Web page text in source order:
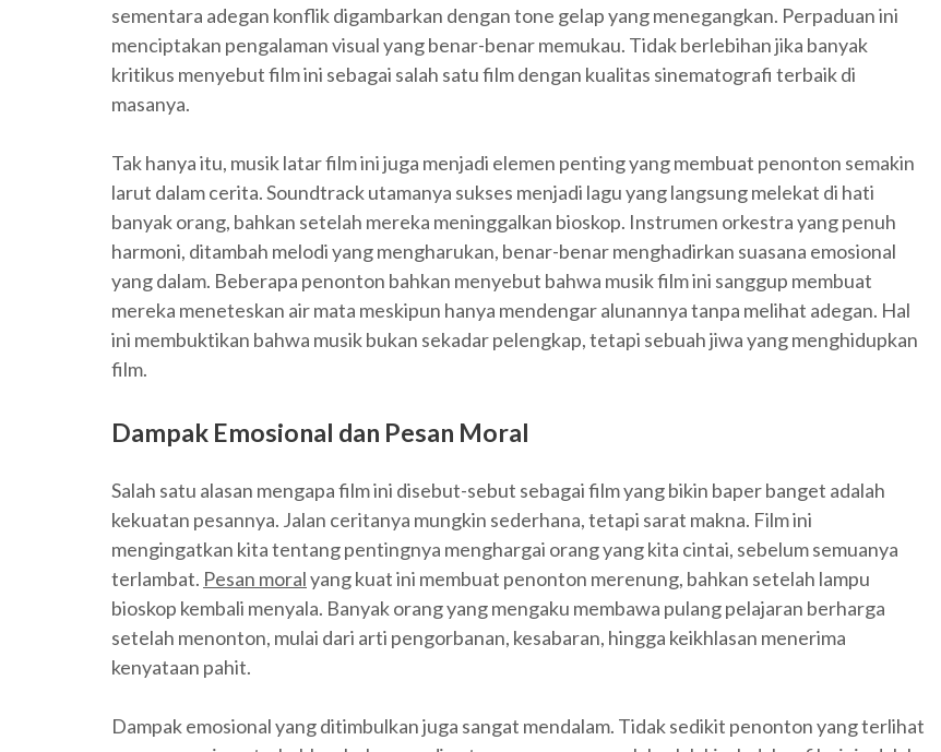
sementara adegan konflik digambarkan dengan tone gelap yang menegangkan. Perpaduan ini
menciptakan pengalaman visual yang benar-benar memukau. Tidak berlebihan jika banyak
kritikus menyebut film ini sebagai salah satu film dengan kualitas sinematografi terbaik di
masanya.
Tak hanya itu, musik latar film ini juga menjadi elemen penting yang membuat penonton semakin
larut dalam cerita. Soundtrack utamanya sukses menjadi lagu yang langsung melekat di hati
banyak orang, bahkan setelah mereka meninggalkan bioskop. Instrumen orkestra yang penuh
harmoni, ditambah melodi yang mengharukan, benar-benar menghadirkan suasana emosional
yang dalam. Beberapa penonton bahkan menyebut bahwa musik film ini sanggup membuat
mereka meneteskan air mata meskipun hanya mendengar alunannya tanpa melihat adegan. Hal
ini membuktikan bahwa musik bukan sekadar pelengkap, tetapi sebuah jiwa yang menghidupkan
film.
Dampak Emosional dan Pesan Moral
Salah satu alasan mengapa film ini disebut-sebut sebagai film yang bikin baper banget adalah
kekuatan pesannya. Jalan ceritanya mungkin sederhana, tetapi sarat makna. Film ini
mengingatkan kita tentang pentingnya menghargai orang yang kita cintai, sebelum semuanya
terlambat. Pesan moralyang kuat ini membuat penonton merenung, bahkan setelah lampu
bioskop kembali menyala. Banyak orang yang mengaku membawa pulang pelajaran berharga
setelah menonton, mulai dari arti pengorbanan, kesabaran, hingga keikhlasan menerima
kenyataan pahit.
Dampak emosional yang ditimbulkan juga sangat mendalam. Tidak sedikit penonton yang terlihat